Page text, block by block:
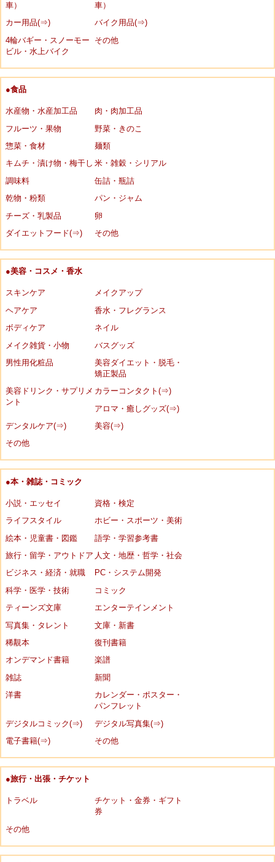
車）
車）
カー用品(⇒)
バイク用品(⇒)
4輪バギー・スノーモー
ビル・水上バイク
その他
●食品
水産物・水産加工品
肉・肉加工品
フルーツ・果物
野菜・きのこ
惣菜・食材
麺類
キムチ・漬け物・梅干し 米・雑穀・シリアル
調味料
缶詰・瓶詰
乾物・粉類
パン・ジャム
チーズ・乳製品
卵
ダイエットフード(⇒)
その他
●美容・コスメ・香水
スキンケア
メイクアップ
ヘアケア
香水・フレグランス
ボディケア
ネイル
メイク雑貨・小物
バスグッズ
男性用化粧品
美容ダイエット・脱毛・
矯正製品
美容ドリンク・サプリメ
ント
カラーコンタクト(⇒)
アロマ・癒しグッズ(⇒)
デンタルケア(⇒)
美容(⇒)
その他
●本・雑誌・コミック
小説・エッセイ
資格・検定
ライフスタイル
ホビー・スポーツ・美術
絵本・児童書・図鑑
語学・学習参考書
旅行・留学・アウトドア 人文・地歴・哲学・社会
ビジネス・経済・就職
PC・システム開発
科学・医学・技術
コミック
ティーンズ文庫
エンターテインメント
写真集・タレント
文庫・新書
稀覯本
復刊書籍
オンデマンド書籍
楽譜
雑誌
新聞
洋書
カレンダー・ポスター・
パンフレット
デジタルコミック(⇒)
デジタル写真集(⇒)
電子書籍(⇒)
その他
●旅行・出張・チケット
トラベル
チケット・金券・ギフト
券
その他